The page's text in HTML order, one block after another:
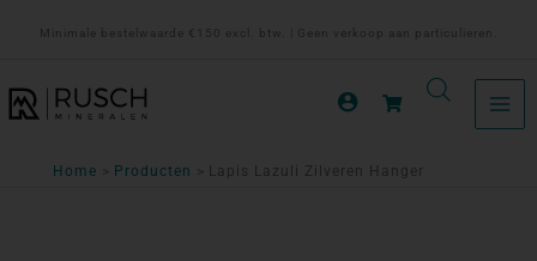
inhoud
Minimale bestelwaarde €150 excl. btw. | Geen verkoop aan particulieren.
Home Producten Lapis Lazuli Zilveren Hanger